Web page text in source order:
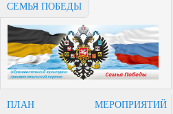
СЕМЬЯ ПОБЕДЫ
ПЛАН МЕРОПРИЯТИЙ